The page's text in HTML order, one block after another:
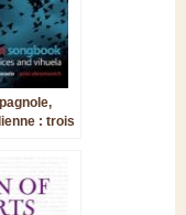
: trois